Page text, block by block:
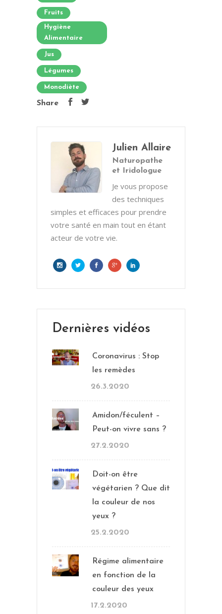
Fruits
Hygiène
Alimentaire
Jus
Légumes
Monodiète
Share
Julien Allaire
Naturopathe
et Iridologue
Je vous propose
des techniques
simples et efficaces pour prendre
votre santé en main tout en étant
acteur de votre vie.
Dernières vidéos
Coronavirus : Stop
les remèdes
26.3.2020
Amidon/féculent –
Peut-on vivre sans ?
27.2.2020
Doit-on être
végétarien ? Que dit
la couleur de nos
yeux ?
25.2.2020
Régime alimentaire
en fonction de la
couleur des yeux
17.2.2020